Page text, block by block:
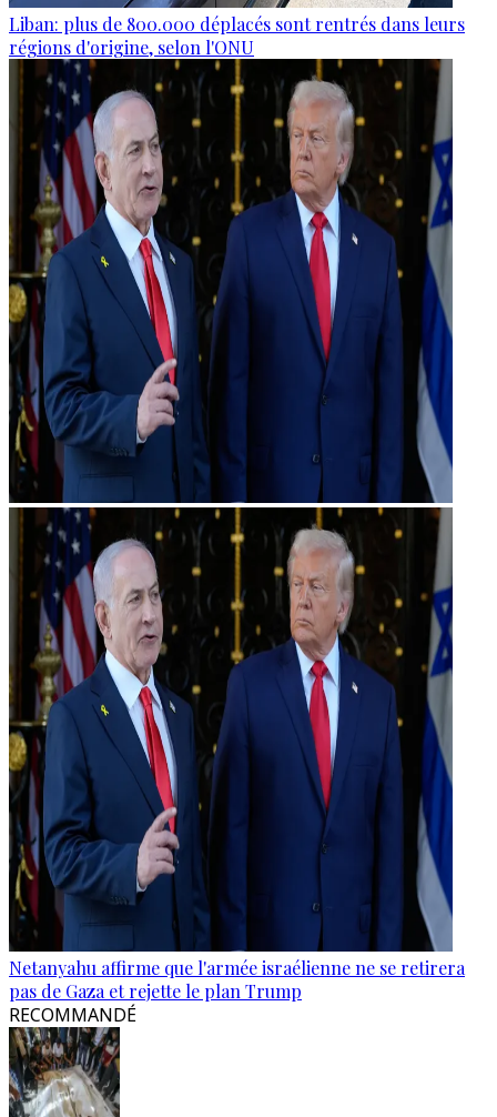
Liban: plus de 800.000 déplacés sont rentrés dans leurs
régions d'origine, selon l'ONU
Netanyahu affirme que l'armée israélienne ne se retirera
pas de Gaza et rejette le plan Trump
RECOMMANDÉ